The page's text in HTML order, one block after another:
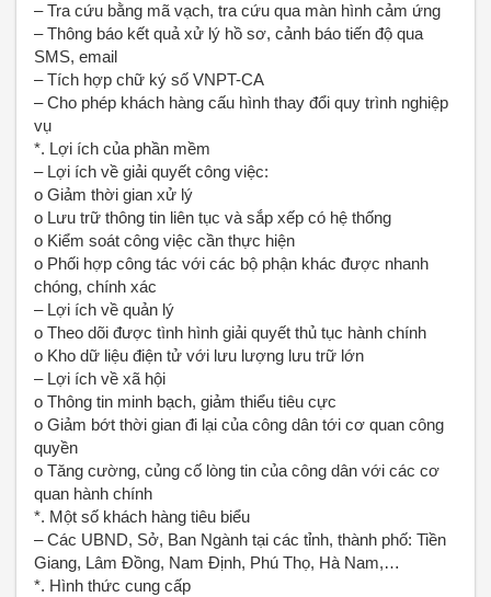
– Tra cứu bằng mã vạch, tra cứu qua màn hình cảm ứng
– Thông báo kết quả xử lý hồ sơ, cảnh báo tiến độ qua
SMS, email
– Tích hợp chữ ký số VNPT-CA
– Cho phép khách hàng cấu hình thay đổi quy trình nghiệp
vụ
*. Lợi ích của phần mềm
– Lợi ích về giải quyết công việc:
o Giảm thời gian xử lý
o Lưu trữ thông tin liên tục và sắp xếp có hệ thống
o Kiểm soát công việc cần thực hiện
o Phối hợp công tác với các bộ phận khác được nhanh
chóng, chính xác
– Lợi ích về quản lý
o Theo dõi được tình hình giải quyết thủ tục hành chính
o Kho dữ liệu điện tử với lưu lượng lưu trữ lớn
– Lợi ích về xã hội
o Thông tin minh bạch, giảm thiểu tiêu cực
o Giảm bớt thời gian đi lại của công dân tới cơ quan công
quyền
o Tăng cường, củng cố lòng tin của công dân với các cơ
quan hành chính
*. Một số khách hàng tiêu biểu
– Các UBND, Sở, Ban Ngành tại các tỉnh, thành phố: Tiền
Giang, Lâm Đồng, Nam Định, Phú Thọ, Hà Nam,…
*. Hình thức cung cấp